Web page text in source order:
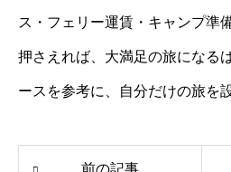
ス・フェリー運賃・キャンプ準
押さえれば、大満足の旅になる
ースを参考に、自分だけの旅を
前の記事